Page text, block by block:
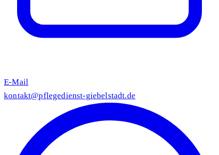
E-Mail
kontakt@pflegedienst-giebelstadt.de